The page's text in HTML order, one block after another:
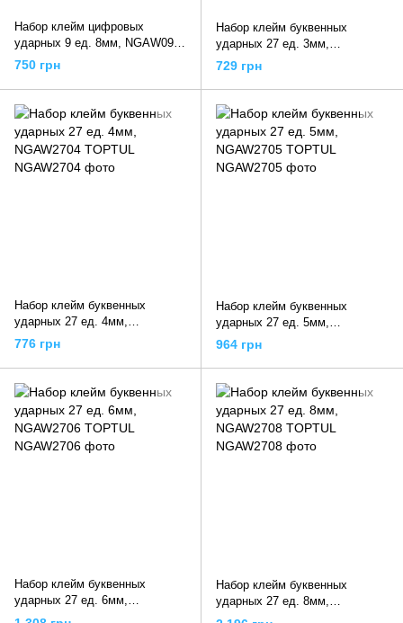
Набор клейм цифровых
ударных 9 ед. 8мм, NGAW0908
TOPTUL
750 грн
Набор клейм буквенных
ударных 27 ед. 3мм,
NGAW2703 TOPTUL
729 грн
Набор клейм буквенных
ударных 27 ед. 4мм,
NGAW2704 TOPTUL
776 грн
Набор клейм буквенных
ударных 27 ед. 5мм,
NGAW2705 TOPTUL
964 грн
Набор клейм буквенных
ударных 27 ед. 6мм,
NGAW2706 TOPTUL
Набор клейм буквенных
ударных 27 ед. 8мм,
NGAW2708 TOPTUL